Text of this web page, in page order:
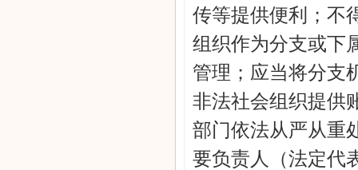
传等提供便利；不
组织作为分支或下
管理；应当将分支
非法社会组织提供
部门依法从严从重
要负责人（法定代